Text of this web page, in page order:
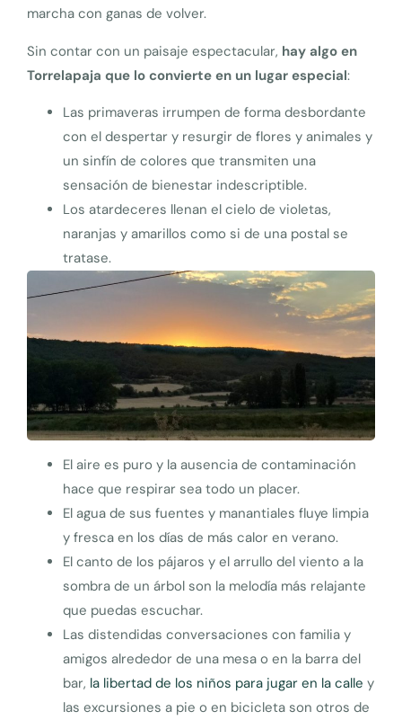
marcha con ganas de volver.
Sin contar con un paisaje espectacular, hay algo en
Torrelapaja que lo convierte en un lugar especial:
Las primaveras irrumpen de forma desbordante
con el despertar y resurgir de flores y animales y
un sinfín de colores que transmiten una
sensación de bienestar indescriptible.
Los atardeceres llenan el cielo de violetas,
naranjas y amarillos como si de una postal se
tratase.
El aire es puro y la ausencia de contaminación
hace que respirar sea todo un placer.
El agua de sus fuentes y manantiales fluye limpia
y fresca en los días de más calor en verano.
El canto de los pájaros y el arrullo del viento a la
sombra de un árbol son la melodía más relajante
que puedas escuchar.
Las distendidas conversaciones con familia y
amigos alrededor de una mesa o en la barra del
bar, la libertad de los niños para jugar en la calle y
las excursiones a pie o en bicicleta son otros de